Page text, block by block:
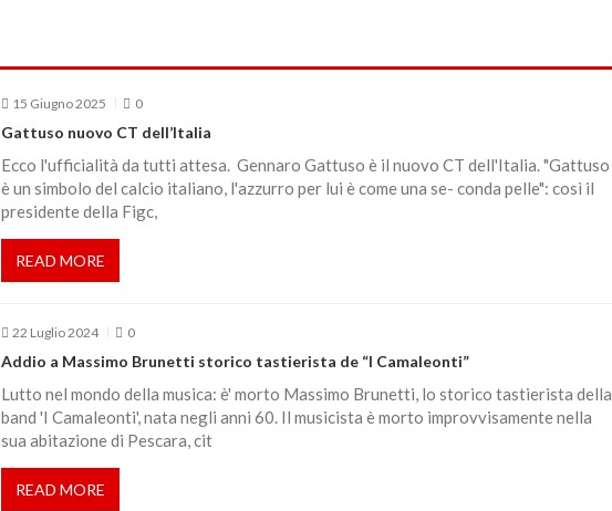
15 Giugno 2025 0
Gattuso nuovo CT dell’Italia
Ecco l'ufficialità da tutti attesa. Gennaro Gattuso è il nuovo CT dell'Italia. "Gattuso
è un simbolo del calcio italiano, l'azzurro per lui è come una se- conda pelle": così il
presidente della Figc,
READ MORE
22 Luglio 2024 0
Addio a Massimo Brunetti storico tastierista de “I Camaleonti”
Lutto nel mondo della musica: è' morto Massimo Brunetti, lo storico tastierista della
band 'I Camaleonti', nata negli anni 60. Il musicista è morto improvvisamente nella
sua abitazione di Pescara, cit
READ MORE